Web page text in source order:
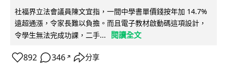
社福界立法會議員陳文宜指，一間中學書單價錢按年加 14.7%
遠超通漲，令家長難以負擔。而且電子教材啟動碼這項設計，
令學生無法完成功課，二手...
閱讀全文
892 346 ↗ 分享